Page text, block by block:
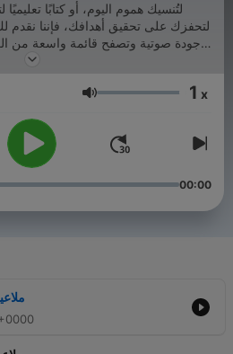
لتُنسيك هموم اليوم، أو كتابًا
لتحفزك على تحقيق أهدافك، فإننا نقدم
جودة صوتية وتصفح قائمة واسعة من
والأعمار. اشترك الآن واستكشف
音量 1 x
00:00